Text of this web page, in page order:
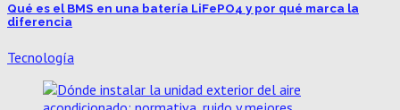
Qué es el BMS en una batería LiFePO4 y por qué marca la
diferencia
Tecnología